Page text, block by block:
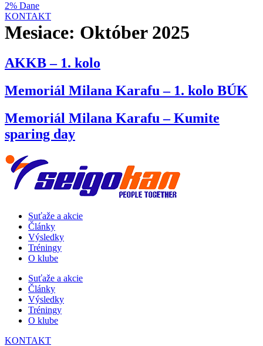
2% Dane
KONTAKT
Mesiace: Október 2025
AKKB – 1. kolo
Memoriál Milana Karafu – 1. kolo BÚK
Memoriál Milana Karafu – Kumite
sparing day
Suťaže a akcie
Články
Výsledky
Tréningy
O klube
Suťaže a akcie
Články
Výsledky
Tréningy
O klube
KONTAKT